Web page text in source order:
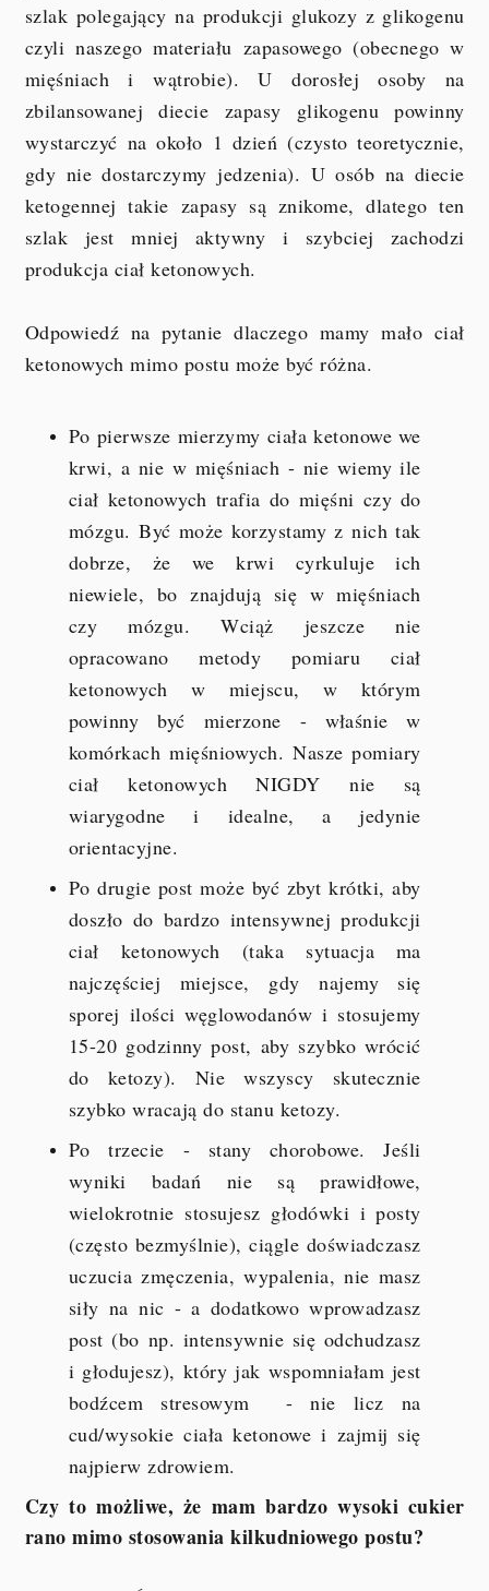
szlak polegający na produkcji glukozy z glikogenu
czyli naszego materiału zapasowego (obecnego w
mięśniach i wątrobie). U dorosłej osoby na
zbilansowanej diecie zapasy glikogenu powinny
wystarczyć na około 1 dzień (czysto teoretycznie,
gdy nie dostarczymy jedzenia). U osób na diecie
ketogennej takie zapasy są znikome, dlatego ten
szlak jest mniej aktywny i szybciej zachodzi
produkcja ciał ketonowych.
Odpowiedź na pytanie dlaczego mamy mało ciał
ketonowych mimo postu może być różna.
Po pierwsze mierzymy ciała ketonowe we
krwi, a nie w mięśniach - nie wiemy ile
ciał ketonowych trafia do mięśni czy do
mózgu. Być może korzystamy z nich tak
dobrze, że we krwi cyrkuluje ich
niewiele, bo znajdują się w mięśniach
czy mózgu. Wciąż jeszcze nie
opracowano metody pomiaru ciał
ketonowych w miejscu, w którym
powinny być mierzone - właśnie w
komórkach mięśniowych. Nasze pomiary
ciał ketonowych NIGDY nie są
wiarygodne i idealne, a jedynie
orientacyjne.
Po drugie post może być zbyt krótki, aby
doszło do bardzo intensywnej produkcji
ciał ketonowych (taka sytuacja ma
najczęściej miejsce, gdy najemy się
sporej ilości węglowodanów i stosujemy
15-20 godzinny post, aby szybko wrócić
do ketozy). Nie wszyscy skutecznie
szybko wracają do stanu ketozy.
Po trzecie - stany chorobowe. Jeśli
wyniki badań nie są prawidłowe,
wielokrotnie stosujesz głodówki i posty
(często bezmyślnie), ciągle doświadczasz
uczucia zmęczenia, wypalenia, nie masz
siły na nic - a dodatkowo wprowadzasz
post (bo np. intensywnie się odchudzasz
i głodujesz), który jak wspomniałam jest
bodźcem stresowym - nie licz na
cud/wysokie ciała ketonowe i zajmij się
najpierw zdrowiem.
Czy to możliwe, że mam bardzo wysoki cukier
rano mimo stosowania kilkudniowego postu?